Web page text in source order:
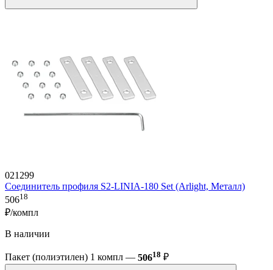
021299
Соединитель профиля S2-LINIA-180 Set (Arlight, Металл)
50618
₽/компл
В наличии
Пакет (полиэтилен) 1 компл — 50618 ₽